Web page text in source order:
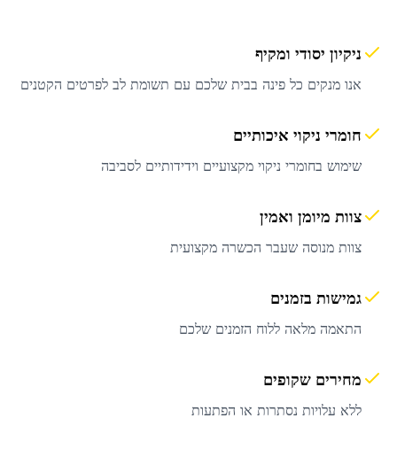
ניקיון יסודי ומקיף
אנו מנקים כל פינה בבית שלכם עם תשומת לב לפרטים הקטנים
חומרי ניקוי איכותיים
שימוש בחומרי ניקוי מקצועיים וידידותיים לסביבה
צוות מיומן ואמין
צוות מנוסה שעבר הכשרה מקצועית
גמישות בזמנים
התאמה מלאה ללוח הזמנים שלכם
מחירים שקופים
ללא עלויות נסתרות או הפתעות